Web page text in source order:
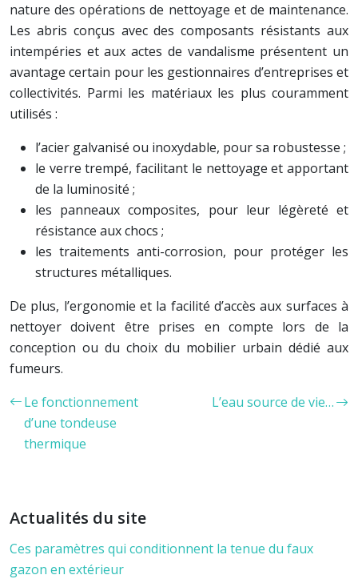
nature des opérations de nettoyage et de maintenance.
Les abris conçus avec des composants résistants aux
intempéries et aux actes de vandalisme présentent un
avantage certain pour les gestionnaires d’entreprises et
collectivités. Parmi les matériaux les plus couramment
utilisés :
l’acier galvanisé ou inoxydable, pour sa robustesse ;
le verre trempé, facilitant le nettoyage et apportant
de la luminosité ;
les panneaux composites, pour leur légèreté et
résistance aux chocs ;
les traitements anti-corrosion, pour protéger les
structures métalliques.
De plus, l’ergonomie et la facilité d’accès aux surfaces à
nettoyer doivent être prises en compte lors de la
conception ou du choix du mobilier urbain dédié aux
fumeurs.
Le fonctionnement
d’une tondeuse
thermique
L’eau source de vie…
Actualités du site
Ces paramètres qui conditionnent la tenue du faux
gazon en extérieur